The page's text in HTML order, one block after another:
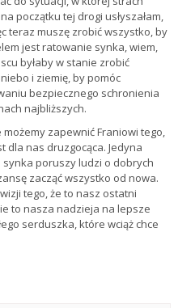
początku tej drogi usłyszałam,
teraz muszę zrobić wszystko, by
jest ratowanie synka, wiem,
byłaby w stanie zrobić
i ziemię, by pomóc
bezpiecznego schronienia
najbliższych.
zapewnić Franiowi tego,
nas druzgocąca. Jedyna
poruszy ludzi o dobrych
zacząć wszystko od nowa.
tego, że to nasz ostatni
to nasza nadzieja na lepsze
serduszka, które wciąż chce